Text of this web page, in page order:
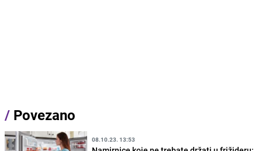
/ Povezano
08.10.23. 13:53